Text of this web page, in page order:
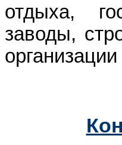
отдыха,
заводы,
организации